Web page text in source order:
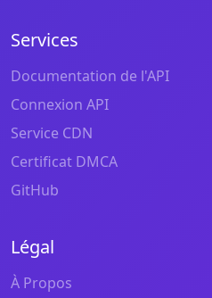
Services
Documentation de l'API
Connexion API
Service CDN
Certificat DMCA
GitHub
Légal
À Propos